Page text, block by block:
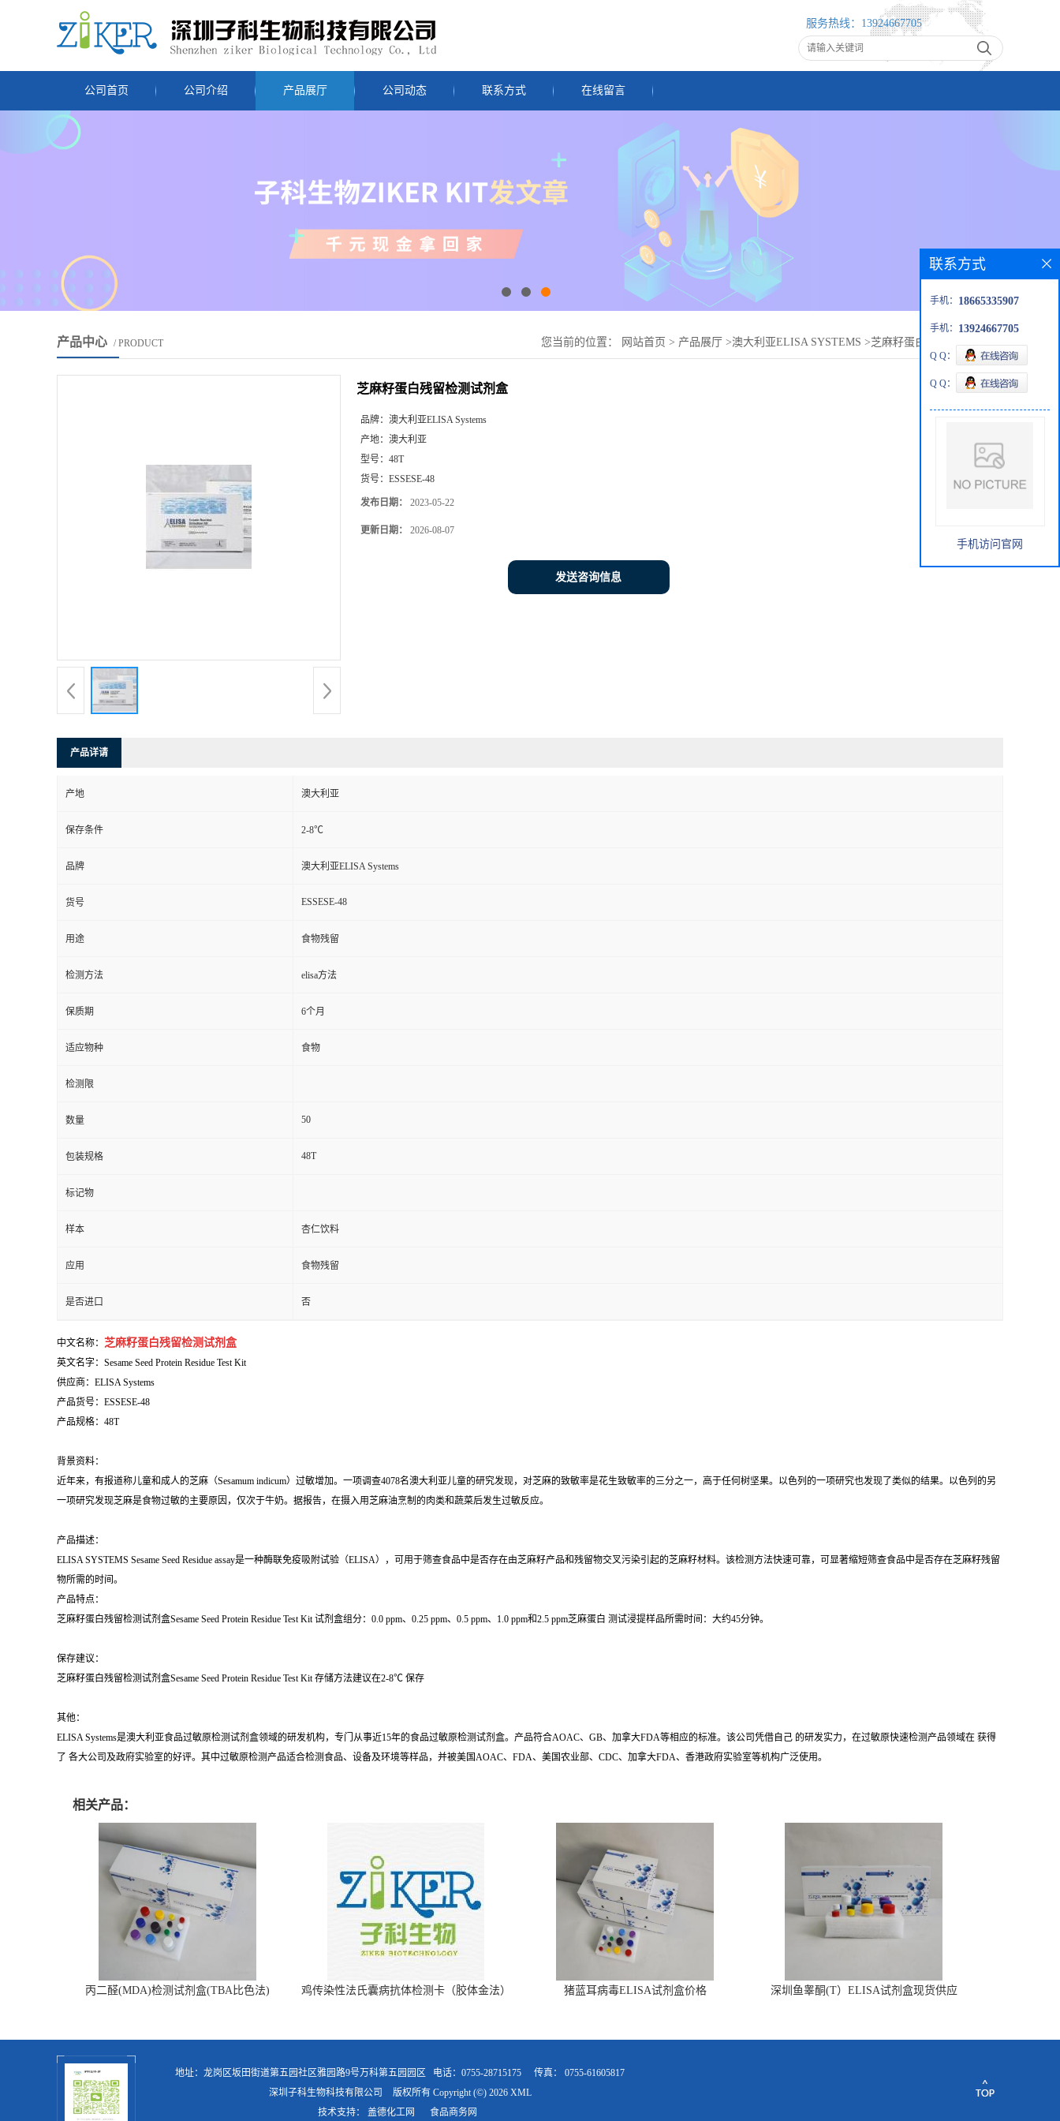
服务热线： 13924667705
公司首页 公司介绍 产品展厅 公司动态 联系方式 在线留言
产品中心 / PRODUCT 您当前的位置： 网站首页 > 产品展厅 >澳大利亚ELISA SYSTEMS >芝麻籽蛋白残留检测试剂盒
芝麻籽蛋白残留检测试剂盒
品牌： 澳大利亚ELISA Systems
产地： 澳大利亚
型号： 48T
货号： ESSESE-48
发布日期： 2023-05-22
更新日期： 2026-08-07
发送咨询信息
产品详请
产地 澳大利亚
保存条件 2-8℃
品牌 澳大利亚ELISA Systems
货号 ESSESE-48
用途 食物残留
检测方法 elisa方法
保质期 6个月
适应物种 食物
检测限
数量 50
包装规格 48T
标记物
样本 杏仁饮料
应用 食物残留
是否进口 否
中文名称： 芝麻籽蛋白残留检测试剂盒
英文名字：Sesame Seed Protein Residue Test Kit
供应商：ELISA Systems
产品货号：ESSESE-48
产品规格：48T
背景资料：
近年来，有报道称儿童和成人的芝麻（Sesamum indicum）过敏增加。一项调查4078名澳大利亚儿童的研究发现，对芝麻的致敏率是花生致敏率的三分之一，高于任何树坚果。以色列的一项研究也发现了类似的结果。以色列的另
一项研究发现芝麻是食物过敏的主要原因，仅次于牛奶。据报告，在摄入用芝麻油烹制的肉类和蔬菜后发生过敏反应。
产品描述：
ELISA SYSTEMS Sesame Seed Residue assay是一种酶联免疫吸附试验（ELISA），可用于筛查食品中是否存在由芝麻籽产品和残留物交叉污染引起的芝麻籽材料。该检测方法快速可靠，可显著缩短筛查食品中是否存在芝麻籽残留
物所需的时间。
产品特点：
芝麻籽蛋白残留检测试剂盒Sesame Seed Protein Residue Test Kit 试剂盒组分：0.0 ppm、0.25 ppm、0.5 ppm、1.0 ppm和2.5 ppm芝麻蛋白 测试浸提样品所需时间：大约45分钟。
保存建议：
芝麻籽蛋白残留检测试剂盒Sesame Seed Protein Residue Test Kit 存储方法建议在2-8℃ 保存
其他：
ELISA Systems是澳大利亚食品过敏原检测试剂盒领域的研发机构，专门从事近15年的食品过敏原检测试剂盒。产品符合AOAC、GB、加拿大FDA等相应的标准。该公司凭借自己 的研发实力，在过敏原快速检测产品领域在 获得
了 各大公司及政府实验室的好评。其中过敏原检测产品适合检测食品、设备及环境等样品，并被美国AOAC、FDA、美国农业部、CDC、加拿大FDA、香港政府实验室等机构广泛使用。
相关产品：
丙二醛(MDA)检测试剂盒(TBA比色法) 鸡传染性法氏囊病抗体检测卡（胶体金法） 猪蓝耳病毒ELISA试剂盒价格 深圳鱼睾酮(T）ELISA试剂盒现货供应
联系方式
手机： 18665335907
手机： 13924667705
Q Q：
Q Q：
手机访问官网
地址：龙岗区坂田街道第五园社区雅园路9号万科第五园园区 电话：0755-28715175 传真： 0755-61605817
深圳子科生物科技有限公司
版权所有 Copyright (©) 2026 XML
技术支持： 盖德化工网 食品商务网